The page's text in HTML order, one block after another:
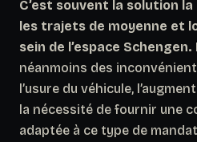
C’est souvent la solution
les trajets de moyenne et
sein de l’espace Schengen.
néanmoins des
l’usure du véhicule,
la nécessité de fournir une
adaptée à ce type de